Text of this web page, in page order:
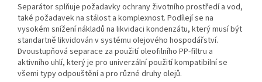
Separátor splňuje požadavky ochrany životního prostředí a vod,
také požadavek na stálost a komplexnost. Podílejí se na
vysokém snížení nákladů na likvidaci kondenzátu, který musí být
standartně likvidován v systému olejového hospodářství.
Dvoustupňová separace za použití oleofilního PP-filtru a
aktivního uhlí, který je pro univerzální použití kompatibilní se
všemi typy odpouštění a pro různé druhy olejů.